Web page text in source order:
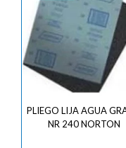
PLIEGO LIJA AGUA
NR 240 NORTON